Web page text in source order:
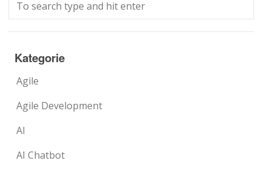
Kategorie
Agile
Agile Development
AI
AI Chatbot